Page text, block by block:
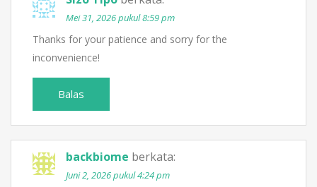
Mei 31, 2026 pukul 8:59 pm
Thanks for your patience and sorry for the
inconvenience!
Balas
backbiome berkata:
Juni 2, 2026 pukul 4:24 pm